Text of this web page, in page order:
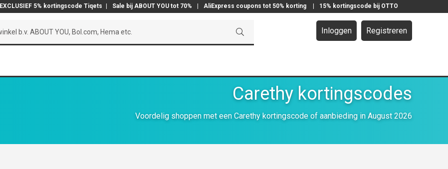
EXCLUSIEF 5% kortingscode Tiqets Sale bij ABOUT YOU tot 70% AliExpress coupons tot 50% korting 15% kortingscode bij OTTO
Inloggen Registreren
Carethy kortingscodes
Voordelig shoppen met een Carethy kortingscode of aanbieding in August 2026